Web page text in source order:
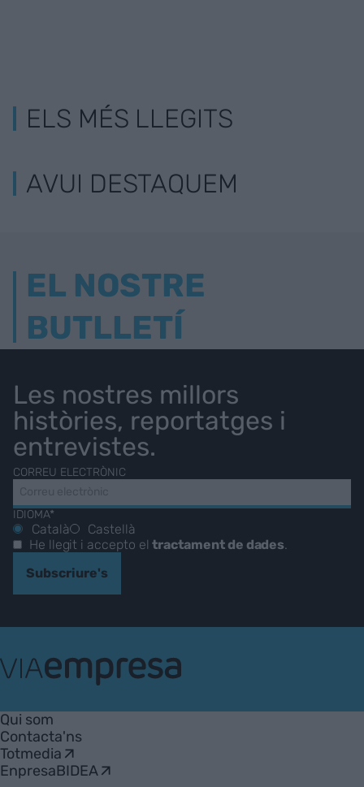
ELS MÉS LLEGITS
AVUI DESTAQUEM
EL NOSTRE
BUTLLETÍ
Les nostres millors
històries, reportatges i
entrevistes.
CORREU ELECTRÒNIC
IDIOMA*
Català
Castellà
He llegit i accepto eltractament de dades.
Subscriure's
Empresa
Qui som
Contacta'ns
Totmedia
EnpresaBIDEA